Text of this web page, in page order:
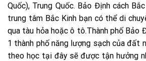
Quốc), Trung Quốc. Bảo Định cách
trung tâm Bắc Kinh bạn có thể di
qua tàu hỏa hoặc ô tô.Thành phố Bảo
1 thành phố năng lượng sạch của đất
theo học tại đây sẽ được tận hưởng